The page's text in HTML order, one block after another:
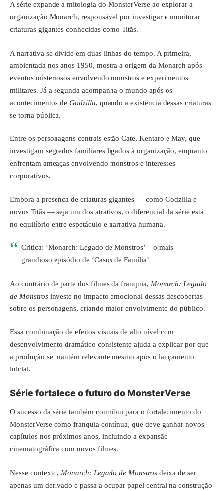
A série expande a mitologia do MonsterVerse ao explorar a
organização Monarch, responsável por investigar e monitorar
criaturas gigantes conhecidas como Titãs.
A narrativa se divide em duas linhas do tempo. A primeira,
ambientada nos anos 1950, mostra a origem da Monarch após
eventos misteriosos envolvendo monstros e experimentos
militares. Já a segunda acompanha o mundo após os
acontecimentos de Godzilla, quando a existência dessas criaturas
se torna pública.
Entre os personagens centrais estão Cate, Kentaro e May, que
investigam segredos familiares ligados à organização, enquanto
enfrentam ameaças envolvendo monstros e interesses
corporativos.
Embora a presença de criaturas gigantes — como Godzilla e
novos Titãs — seja um dos atrativos, o diferencial da série está
no equilíbrio entre espetáculo e narrativa humana.
Crítica: ‘Monarch: Legado de Monstros’ – o mais
grandioso episódio de ‘Casos de Família’
Ao contrário de parte dos filmes da franquia, Monarch: Legado
de Monstros investe no impacto emocional dessas descobertas
sobre os personagens, criando maior envolvimento do público.
Essa combinação de efeitos visuais de alto nível com
desenvolvimento dramático consistente ajuda a explicar por que
a produção se mantém relevante mesmo após o lançamento
inicial.
Série fortalece o futuro do MonsterVerse
O sucesso da série também contribui para o fortalecimento do
MonsterVerse como franquia contínua, que deve ganhar novos
capítulos nos próximos anos, incluindo a expansão
cinematográfica com novos filmes.
Nesse contexto, Monarch: Legado de Monstros deixa de ser
apenas um derivado e passa a ocupar papel central na construção